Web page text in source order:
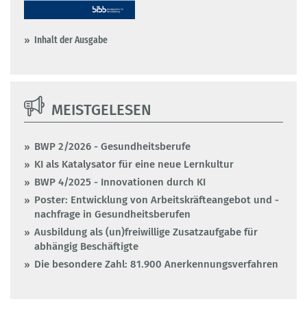
Inhalt der Ausgabe
MEISTGELESEN
BWP 2/2026 - Gesundheitsberufe
KI als Katalysator für eine neue Lernkultur
BWP 4/2025 - Innovationen durch KI
Poster: Entwicklung von Arbeitskräfteangebot und -
nachfrage in Gesundheitsberufen
Ausbildung als (un)freiwillige Zusatzaufgabe für
abhängig Beschäftigte
Die besondere Zahl: 81.900 Anerkennungsverfahren